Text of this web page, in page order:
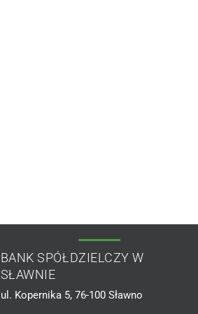
BANK SPÓŁDZIELCZY W
SŁAWNIE
ul. Kopernika 5, 76-100 Sławno